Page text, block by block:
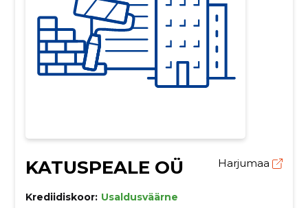
KATUSPEALE OÜ Harjumaa
Krediidiskoor: Usaldusväärne